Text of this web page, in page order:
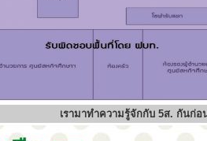
เรามาทำความรู้จักกับ 5ส. กันก่อ